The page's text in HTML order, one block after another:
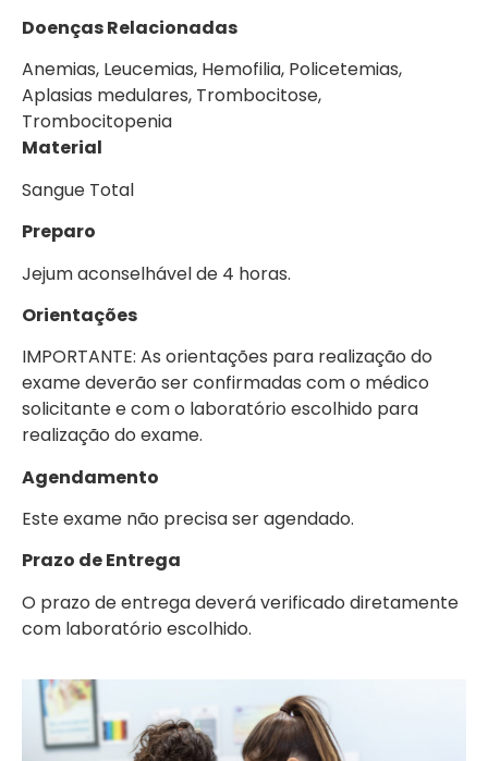
Doenças Relacionadas
Anemias, Leucemias, Hemofilia, Policetemias,
Aplasias medulares, Trombocitose,
Trombocitopenia
Material
Sangue Total
Preparo
Jejum aconselhável de 4 horas.
Orientações
IMPORTANTE: As orientações para realização do
exame deverão ser confirmadas com o médico
solicitante e com o laboratório escolhido para
realização do exame.
Agendamento
Este exame não precisa ser agendado.
Prazo de Entrega
O prazo de entrega deverá verificado diretamente
com laboratório escolhido.